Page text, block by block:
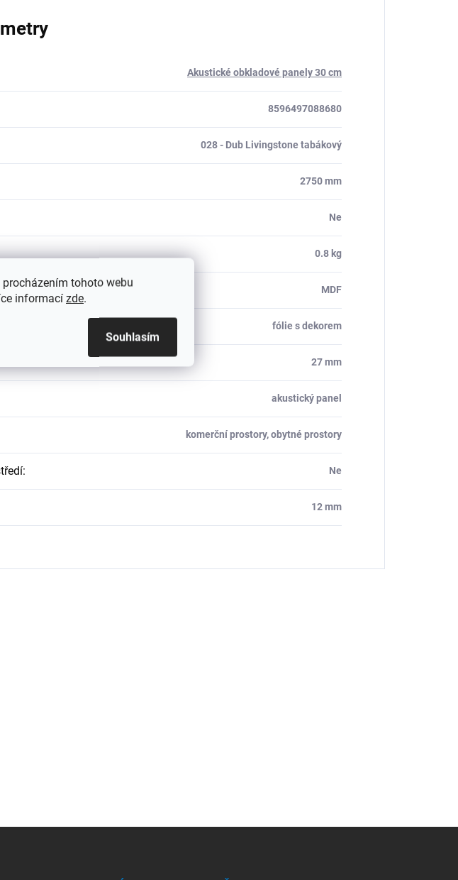
tohoto webu
informací zde.
Souhlasím
Akustické obkladové panely 30 cm
8596497088680
028 - Dub Livingstone tabákový
2750 mm
Ne
0.8 kg
MDF
fólie s dekorem
27 mm
akustický panel
komerční prostory, obytné prostory
: Ne
12 mm